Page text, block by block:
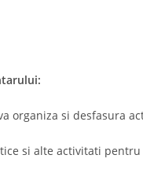
organiza si desfasura
si alte activitati